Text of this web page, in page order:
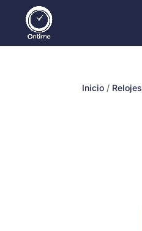
Inicio / Relojes